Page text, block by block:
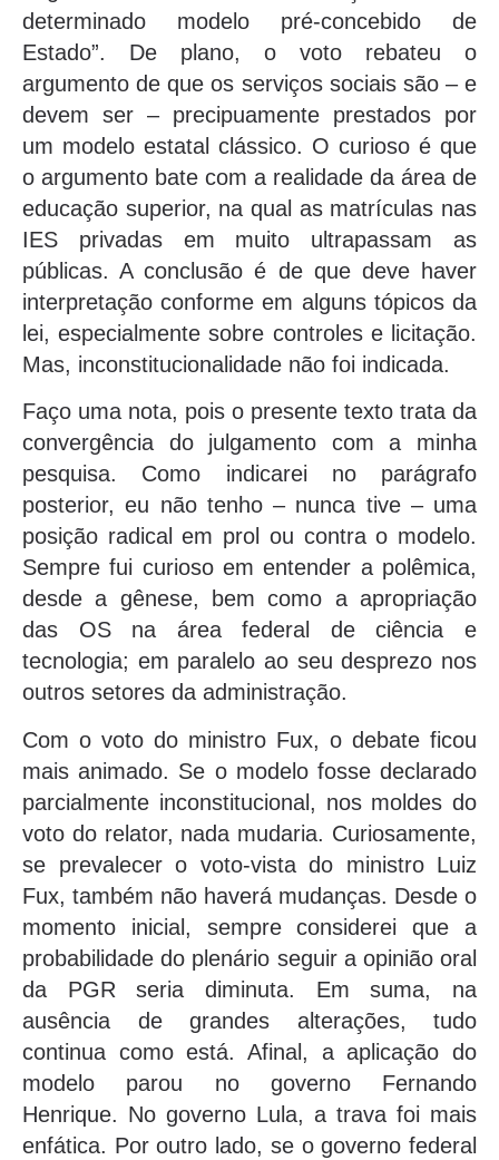
determinado modelo pré-concebido de
Estado”. De plano, o voto rebateu o
argumento de que os serviços sociais são – e
devem ser – precipuamente prestados por
um modelo estatal clássico. O curioso é que
o argumento bate com a realidade da área de
educação superior, na qual as matrículas nas
IES privadas em muito ultrapassam as
públicas. A conclusão é de que deve haver
interpretação conforme em alguns tópicos da
lei, especialmente sobre controles e licitação.
Mas, inconstitucionalidade não foi indicada.
Faço uma nota, pois o presente texto trata da
convergência do julgamento com a minha
pesquisa. Como indicarei no parágrafo
posterior, eu não tenho – nunca tive – uma
posição radical em prol ou contra o modelo.
Sempre fui curioso em entender a polêmica,
desde a gênese, bem como a apropriação
das OS na área federal de ciência e
tecnologia; em paralelo ao seu desprezo nos
outros setores da administração.
Com o voto do ministro Fux, o debate ficou
mais animado. Se o modelo fosse declarado
parcialmente inconstitucional, nos moldes do
voto do relator, nada mudaria. Curiosamente,
se prevalecer o voto-vista do ministro Luiz
Fux, também não haverá mudanças. Desde o
momento inicial, sempre considerei que a
probabilidade do plenário seguir a opinião oral
da PGR seria diminuta. Em suma, na
ausência de grandes alterações, tudo
continua como está. Afinal, a aplicação do
modelo parou no governo Fernando
Henrique. No governo Lula, a trava foi mais
enfática. Por outro lado, se o governo federal